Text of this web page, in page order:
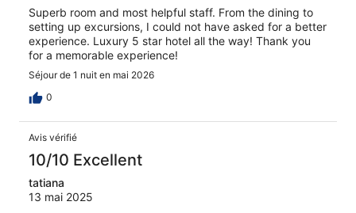
Superb room and most helpful staff. From the dining to
setting up excursions, I could not have asked for a better
experience. Luxury 5 star hotel all the way! Thank you
for a memorable experience!
Séjour de 1 nuit en mai 2026
0
Avis vérifié
10/10 Excellent
tatiana
13 mai 2025